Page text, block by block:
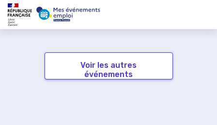
Voir les autres
événements